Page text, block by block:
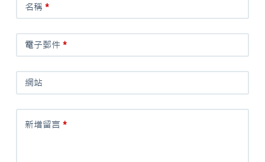
名稱 *
電子郵件*
網站
新增留言 *